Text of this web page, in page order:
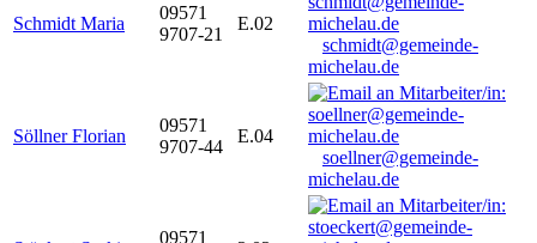
Schmidt Maria
09571
9707-21
E.02
schmidt@gemeinde-
michelau.de
Söllner Florian
09571
9707-44
E.04
soellner@gemeinde-
michelau.de
09571